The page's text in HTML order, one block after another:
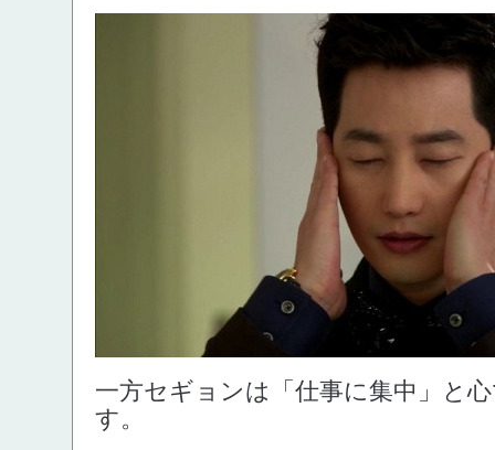
一方セギョンは「仕事に集中」と
す。